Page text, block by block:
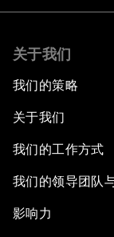
关于我们
我们的策略
关于我们
我们的工作方式
我们的领导团队
影响力